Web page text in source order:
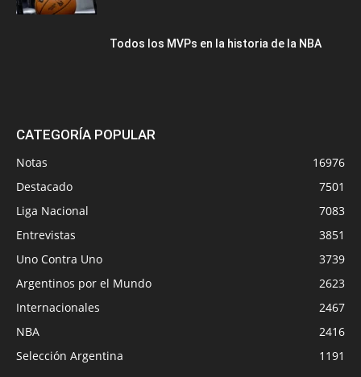
Todos los MVPs en la historia de la NBA
CATEGORÍA POPULAR
Notas
16976
Destacado
7501
Liga Nacional
7083
Entrevistas
3851
Uno Contra Uno
3739
Argentinos por el Mundo
2623
Internacionales
2467
NBA
2416
Selección Argentina
1191